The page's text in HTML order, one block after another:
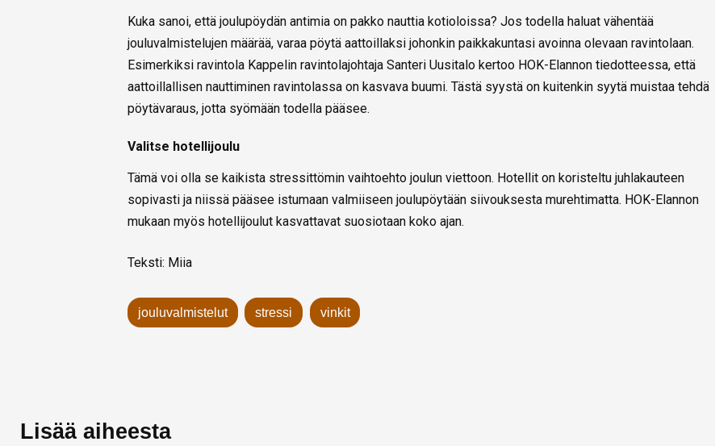
Kuka sanoi, että joulupöydän antimia on pakko nauttia kotioloissa? Jos todella haluat vähentää
jouluvalmistelujen määrää, varaa pöytä aattoillaksi johonkin paikkakuntasi avoinna olevaan ravintolaan.
Esimerkiksi ravintola Kappelin ravintolajohtaja Santeri Uusitalo kertoo HOK-Elannon tiedotteessa, että
aattoillallisen nauttiminen ravintolassa on kasvava buumi. Tästä syystä on kuitenkin syytä muistaa tehdä
pöytävaraus, jotta syömään todella pääsee.
Valitse hotellijoulu
Tämä voi olla se kaikista stressittömin vaihtoehto joulun viettoon. Hotellit on koristeltu juhlakauteen
sopivasti ja niissä pääsee istumaan valmiiseen joulupöytään siivouksesta murehtimatta. HOK-Elannon
mukaan myös hotellijoulut kasvattavat suosiotaan koko ajan.
Teksti: Miia
jouluvalmistelut stressi vinkit
Lisää aiheesta